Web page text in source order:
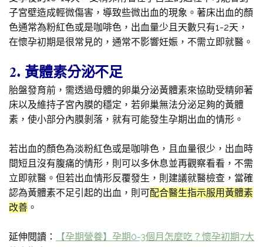
子宮壁造成輕微傷害，導致些微出血的現象。著床出血的顏
色通常為粉紅色或是咖啡色，出血量少且天數只有1-2天，
在懷孕初期是很常見的，通常不影響妊娠，不需立即就醫。
2. 黃體素分泌不足
胎盤發育前，需透過母體的卵巢分泌黃體素來協助受精卵著
床以及維持子宮內膜的穩定，若卵巢無法分泌足夠的黃體
素，使小部分內膜剝落，就有可能發生孕期出血的情形。
若出血的顏色為淡粉紅色或是咖啡色，且血量很少，出血時
間短且沒有腹痛的情形，則可以多休息並再觀察看看，不需
立即就醫。但若出血情形反覆發生，則建議就醫檢查，當確
認為黃體素不足引起的出血，則可配合醫生指示服用黃體素
改善 。
延伸閱讀：
【孕期營養】孕期0-3個月怎麼吃？懷孕初期7大